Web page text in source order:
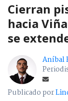
Cierran
hacia
se
Aníbal
Publicado por